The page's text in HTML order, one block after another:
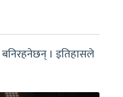
बनिरहनेछन् । इतिहासले